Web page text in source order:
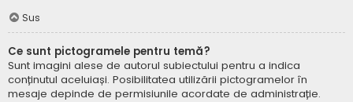
Sus
Ce sunt pictogramele pentru temă?
Sunt imagini alese de autorul subiectului pentru a indica
conținutul aceluiași. Posibilitatea utilizării pictogramelor în
mesaje depinde de permisiunile acordate de administrație.